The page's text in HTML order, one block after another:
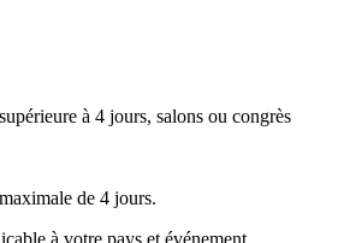
à 4 jours, salons ou congrès
de 4 jours.
à votre pays et événement